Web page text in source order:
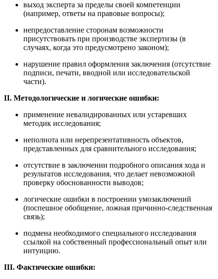
выход эксперта за пределы своей компетенции
(например, ответы на правовые вопросы);
непредоставление сторонам возможности
присутствовать при производстве экспертизы (в
случаях, когда это предусмотрено законом);
нарушение правил оформления заключения (отсутствие
подписи, печати, вводной или исследовательской
части).
II. Методологические и логические ошибки:
применение невалидированных или устаревших
методик исследования;
неполнота или нерепрезентативность объектов,
представленных для сравнительного исследования;
отсутствие в заключении подробного описания хода и
результатов исследования, что делает невозможной
проверку обоснованности выводов;
логические ошибки в построении умозаключений
(поспешное обобщение, ложная причинно-следственная
связь);
подмена необходимого специального исследования
ссылкой на собственный профессиональный опыт или
интуицию.
III. Фактические ошибки: